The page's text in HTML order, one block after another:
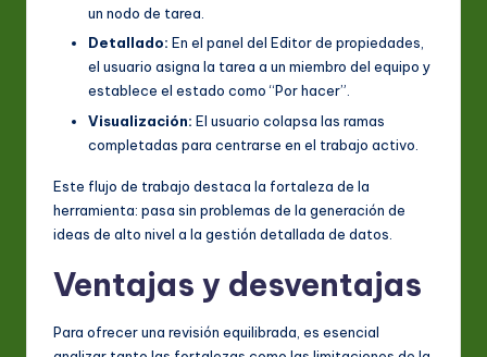
un nodo de tarea.
Detallado: En el panel del Editor de propiedades,
el usuario asigna la tarea a un miembro del equipo y
establece el estado como “Por hacer”.
Visualización: El usuario colapsa las ramas
completadas para centrarse en el trabajo activo.
Este flujo de trabajo destaca la fortaleza de la
herramienta: pasa sin problemas de la generación de
ideas de alto nivel a la gestión detallada de datos.
Ventajas y desventajas
Para ofrecer una revisión equilibrada, es esencial